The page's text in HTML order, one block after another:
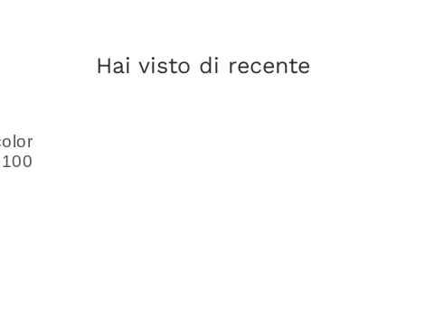
Hai visto di recente